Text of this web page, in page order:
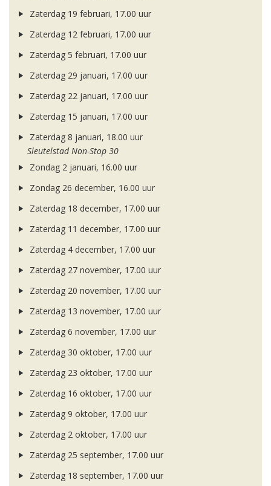
Zaterdag 19 februari, 17.00 uur
Zaterdag 12 februari, 17.00 uur
Zaterdag 5 februari, 17.00 uur
Zaterdag 29 januari, 17.00 uur
Zaterdag 22 januari, 17.00 uur
Zaterdag 15 januari, 17.00 uur
Zaterdag 8 januari, 18.00 uur
Sleutelstad Non-Stop 30
Zondag 2 januari, 16.00 uur
Zondag 26 december, 16.00 uur
Zaterdag 18 december, 17.00 uur
Zaterdag 11 december, 17.00 uur
Zaterdag 4 december, 17.00 uur
Zaterdag 27 november, 17.00 uur
Zaterdag 20 november, 17.00 uur
Zaterdag 13 november, 17.00 uur
Zaterdag 6 november, 17.00 uur
Zaterdag 30 oktober, 17.00 uur
Zaterdag 23 oktober, 17.00 uur
Zaterdag 16 oktober, 17.00 uur
Zaterdag 9 oktober, 17.00 uur
Zaterdag 2 oktober, 17.00 uur
Zaterdag 25 september, 17.00 uur
Zaterdag 18 september, 17.00 uur